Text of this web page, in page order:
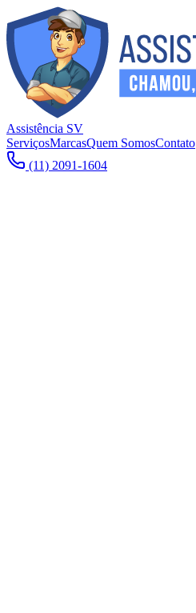
Assistência SV
ServiçosMarcasQuem SomosContato
(11) 2091-1604